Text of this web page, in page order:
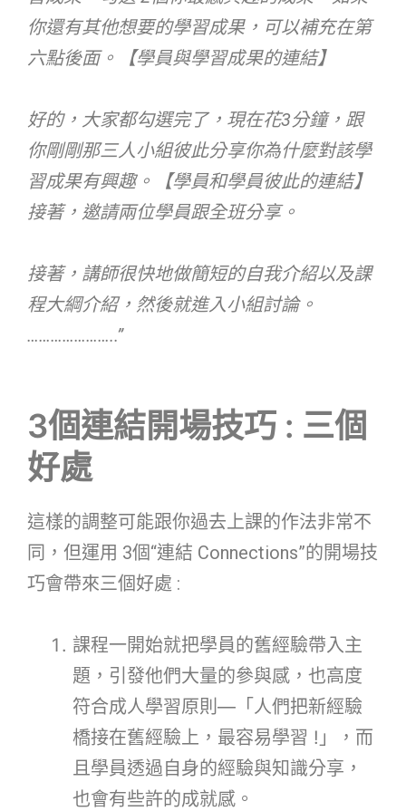
你還有其他想要的學習成果，可以補充在第
六點後面。【學員與學習成果的連結】
好的，大家都勾選完了，現在花3分鐘，跟
你剛剛那三人小組彼此分享你為什麼對該學
習成果有興趣。【學員和學員彼此的連結】
接著，邀請兩位學員跟全班分享。
接著，講師很快地做簡短的自我介紹以及課
程大綱介紹，然後就進入小組討論。
…………………..”
3個連結開場技巧 : 三個
好處
這樣的調整可能跟你過去上課的作法非常不
同，但運用 3個“連結 Connections”的開場技
巧會帶來三個好處 :
課程一開始就把學員的舊經驗帶入主
題，引發他們大量的參與感，也高度
符合成人學習原則—「人們把新經驗
橋接在舊經驗上，最容易學習 !」，而
且學員透過自身的經驗與知識分享，
也會有些許的成就感。